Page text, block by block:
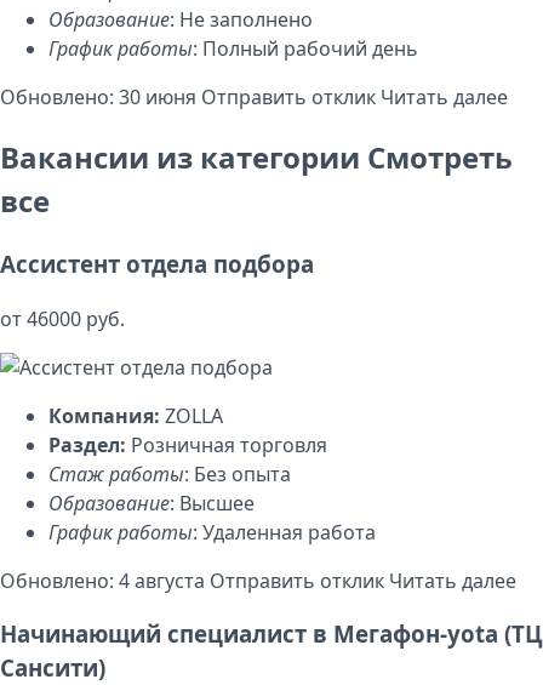
Образование: Не заполнено
График работы: Полный рабочий день
Обновлено: 30 июня Отправить отклик Читать далее
Вакансии из категории Смотреть
все
Ассистент отдела подбора
от 46000 руб.
Компания: ZOLLA
Раздел: Розничная торговля
Стаж работы: Без опыта
Образование: Высшее
График работы: Удаленная работа
Обновлено: 4 августа Отправить отклик Читать далее
Начинающий специалист в Мегафон-yota (ТЦ
Сансити)